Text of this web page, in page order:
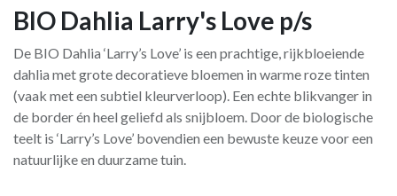
BIO Dahlia Larry's Love p/s
De BIO Dahlia ‘Larry’s Love’ is een prachtige, rijkbloeiende
dahlia met grote decoratieve bloemen in warme roze tinten
(vaak met een subtiel kleurverloop). Een echte blikvanger in
de border én heel geliefd als snijbloem. Door de biologische
teelt is ‘Larry’s Love’ bovendien een bewuste keuze voor een
natuurlijke en duurzame tuin.